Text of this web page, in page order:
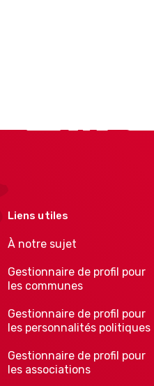
Liens utiles
À notre sujet
Gestionnaire de profil pour
les communes
Gestionnaire de profil pour
les personnalités politiques
Gestionnaire de profil pour
les associations